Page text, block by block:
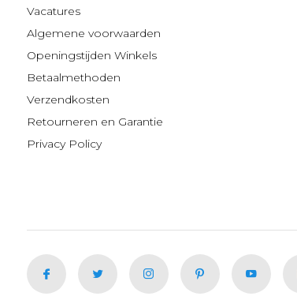
Vacatures
Algemene voorwaarden
Openingstijden Winkels
Betaalmethoden
Verzendkosten
Retourneren en Garantie
Privacy Policy